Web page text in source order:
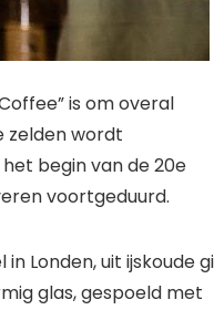
is om overal
zelden wordt
begin van de 20e
voortgeduurd.
Londen, uit ijskoude
glas, gespoeld met